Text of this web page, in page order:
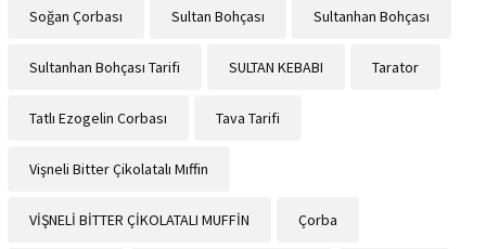
Soğan Çorbası Sultan Bohçası Sultanhan Bohçası
Sultanhan Bohçası Tarifi SULTAN KEBABI Tarator
Tatlı Ezogelin Corbası Tava Tarifi
Vişneli Bitter Çikolatalı Mıffin
VİŞNELİ BİTTER ÇİKOLATALI MUFFİN Çorba